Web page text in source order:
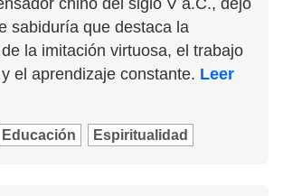
chino del siglo V a.C., dejó
sabiduría que destaca la
la imitación virtuosa, el trabajo
el aprendizaje constante. Leer
Educación Espiritualidad